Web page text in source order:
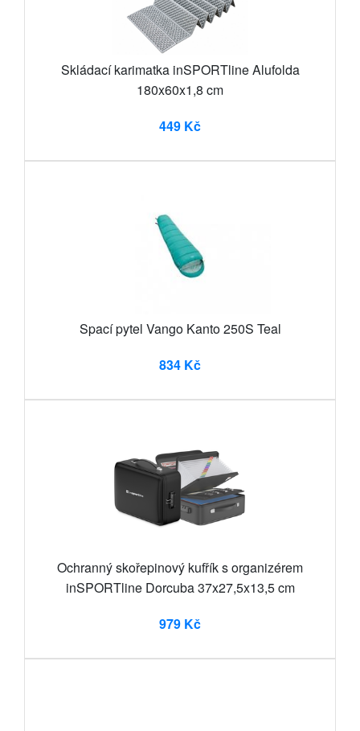
Skládací karimatka inSPORTline Alufolda
180x60x1,8 cm
449 Kč
Spací pytel Vango Kanto 250S Teal
834 Kč
Ochranný skořepinový kufřík s organizérem
inSPORTline Dorcuba 37x27,5x13,5 cm
979 Kč